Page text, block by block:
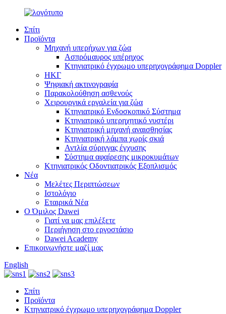
Σπίτι
Προϊόντα
Μηχανή υπερήχων για ζώα
Ασπρόμαυρος υπέρηχος
Κτηνιατρικό έγχρωμο υπερηχογράφημα Doppler
ΗΚΓ
Ψηφιακή ακτινογραφία
Παρακολούθηση ασθενούς
Χειρουργικά εργαλεία για ζώα
Κτηνιατρικό Ενδοσκοπικό Σύστημα
Κτηνιατρικό υπερηχητικό νυστέρι
Κτηνιατρική μηχανή αναισθησίας
Κτηνιατρική λάμπα χωρίς σκιά
Αντλία σύριγγας έγχυσης
Σύστημα αφαίρεσης μικροκυμάτων
Κτηνιατρικός Οδοντιατρικός Εξοπλισμός
Νέα
Μελέτες Περιπτώσεων
Ιστολόγιο
Εταιρικά Νέα
Ο Όμιλος Dawei
Γιατί να μας επιλέξετε
Περιήγηση στο εργοστάσιο
Dawei Academy
Επικοινωνήστε μαζί μας
English
Σπίτι
Προϊόντα
Κτηνιατρικό έγχρωμο υπερηχογράφημα Doppler